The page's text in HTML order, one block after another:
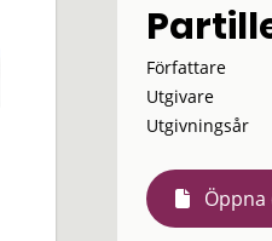
Författare
Utgivare
Utgivningsår